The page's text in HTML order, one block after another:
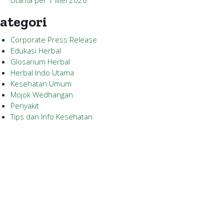
Corporate Press Release
Edukasi Herbal
Glosarium Herbal
Herbal Indo Utama
Kesehatan Umum
Mojok Wedhangan
Penyakit
Tips dan Info Kesehatan